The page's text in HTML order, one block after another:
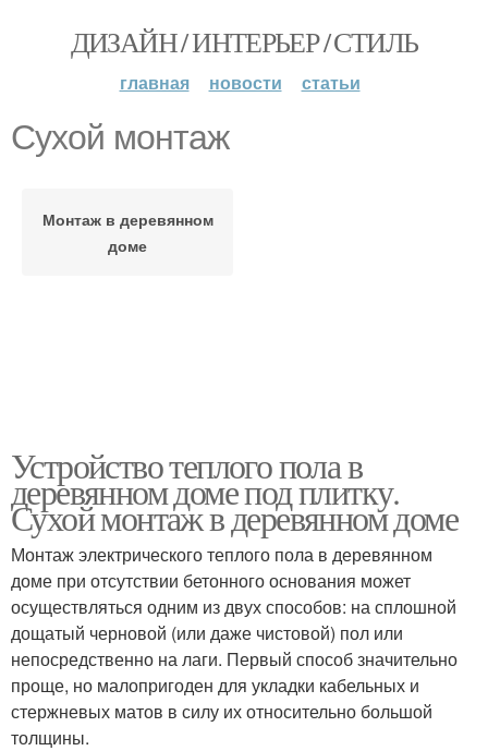
ДИЗАЙН / ИНТЕРЬЕР / СТИЛЬ
главная новости статьи
Сухой монтаж
Монтаж в деревянном
доме
Устройство теплого пола в
деревянном доме под плитку.
Сухой монтаж в деревянном доме
Монтаж электрического теплого пола в деревянном
доме при отсутствии бетонного основания может
осуществляться одним из двух способов: на сплошной
дощатый черновой (или даже чистовой) пол или
непосредственно на лаги. Первый способ значительно
проще, но малопригоден для укладки кабельных и
стержневых матов в силу их относительно большой
толщины.